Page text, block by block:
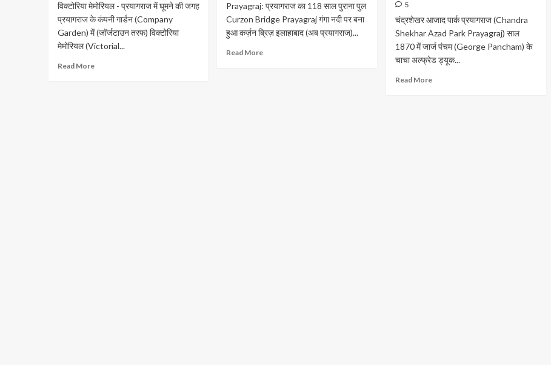
विक्टोरिया मेमोरियल - प्रयागराज में घूमने की जगह
प्रयागराज के कंपनी गार्डन (Company
Garden) में (जॉर्जटाउन तरफ) विक्टोरिया
मेमोरियल (Victorial...
Read MoreRead
Prayagraj: प्रयागराज का 118 साल पुराना पुल
Curzon Bridge Prayagraj गंगा नदी पर बना
हुआ कर्ज़न ब्रिज़ इलाहाबाद (अब प्रयागराज)...
Read MoreRead
5
चंद्रशेखर आजाद पार्क प्रयागराज (Chandra
Shekhar Azad Park Prayagraj) साल
1870 में जार्ज पंचम (George Pancham) के
चाचा अल्फ्रेड ड्यूक...
Read MoreRead